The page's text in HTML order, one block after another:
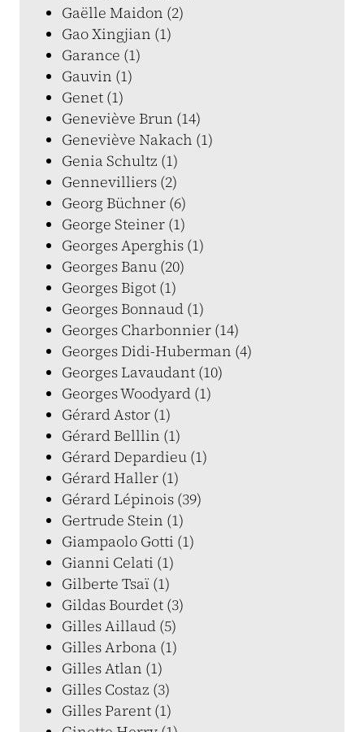
Gaëlle Maidon (2)
Gao Xingjian (1)
Garance (1)
Gauvin (1)
Genet (1)
Geneviève Brun (14)
Geneviève Nakach (1)
Genia Schultz (1)
Gennevilliers (2)
Georg Büchner (6)
George Steiner (1)
Georges Aperghis (1)
Georges Banu (20)
Georges Bigot (1)
Georges Bonnaud (1)
Georges Charbonnier (14)
Georges Didi-Huberman (4)
Georges Lavaudant (10)
Georges Woodyard (1)
Gérard Astor (1)
Gérard Belllin (1)
Gérard Depardieu (1)
Gérard Haller (1)
Gérard Lépinois (39)
Gertrude Stein (1)
Giampaolo Gotti (1)
Gianni Celati (1)
Gilberte Tsaï (1)
Gildas Bourdet (3)
Gilles Aillaud (5)
Gilles Arbona (1)
Gilles Atlan (1)
Gilles Costaz (3)
Gilles Parent (1)